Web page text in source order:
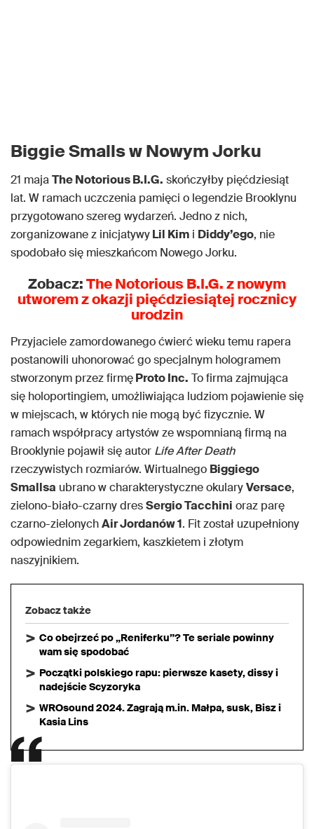
Biggie Smalls w Nowym Jorku
21 majaThe Notorious B.I.G. skończyłby pięćdziesiąt
lat. W ramach uczczenia pamięci o legendzie Brooklynu
przygotowano szereg wydarzeń. Jedno z nich,
zorganizowane z inicjatywyLil Kim i Diddy’ego, nie
spodobało się mieszkańcom Nowego Jorku.
Zobacz:The Notorious B.I.G. z nowym
utworem z okazji pięćdziesiątej rocznicy
urodzin
Przyjaciele zamordowanego ćwierć wieku temu rapera
postanowili uhonorować go specjalnym hologramem
stworzonym przez firmęProto Inc. To firma zajmująca
się holoportingiem, umożliwiająca ludziom pojawienie się
w miejscach, w których nie mogą być fizycznie. W
ramach współpracy artystów ze wspomnianą firmą na
Brooklynie pojawił się autor Life After Death
rzeczywistych rozmiarów. Wirtualnego Biggiego
Smallsa ubrano w charakterystyczne okularyVersace,
zielono-biało-czarny dresSergio Tacchini oraz parę
czarno-zielonychAir Jordanów 1. Fit został uzupełniony
odpowiednim zegarkiem, kaszkietem i złotym
naszyjnikiem.
Zobacz także
Co obejrzeć po „Reniferku”? Te seriale powinny
wam się spodobać
Początki polskiego rapu: pierwsze kasety, dissy i
nadejście Scyzoryka
WROsound 2024. Zagrają m.in. Małpa, susk, Bisz i
Kasia Lins